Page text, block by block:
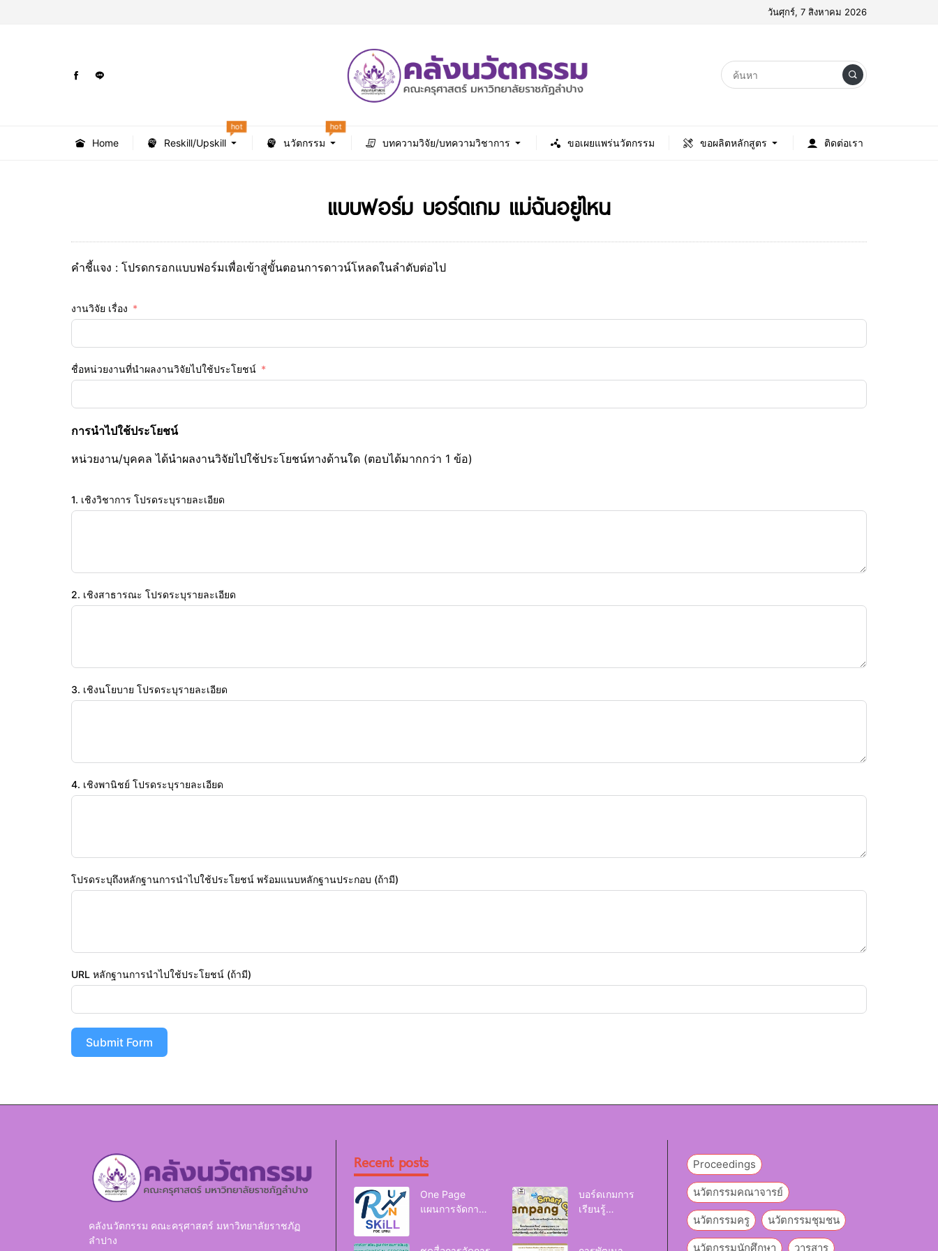
วันศุกร์, 7 สิงหาคม 2026
Home Reskill/Upskill
hot
นวัตกรรม
hot
บทความวิจัย/บทความวิชาการ ขอเผยแพร่นวัตกรรม ขอผลิตหลักสูตร ติดต่อเรา
แบบฟอร์ม บอร์ดเกม แม่ฉันอยู่ไหน
คำชี้แจง : โปรดกรอกแบบฟอร์มเพื่อเข้าสู่ขั้นตอนการดาวน์โหลดในลำดับต่อไป
งานวิจัย เรื่อง
ชื่อหน่วยงานที่นำผลงานวิจัยไปใช้ประโยชน์
การนำไปใช้ประโยชน์
หน่วยงาน/บุคคล ได้นำผลงานวิจัยไปใช้ประโยชน์ทางด้านใด (ตอบได้มากกว่า 1 ข้อ)
1. เชิงวิชาการ โปรดระบุรายละเอียด
2. เชิงสาธารณะ โปรดระบุรายละเอียด
3. เชิงนโยบาย โปรดระบุรายละเอียด
4. เชิงพานิชย์ โปรดระบุรายละเอียด
โปรดระบุถึงหลักฐานการนำไปใช้ประโยชน์ พร้อมแนบหลักฐานประกอบ (ถ้ามี)
URL หลักฐานการนำไปใช้ประโยชน์ (ถ้ามี)
Submit Form
คลังนวัตกรรม คณะครุศาสตร์ มหาวิทยาลัยราชภัฏ
ลำปาง
Recent posts
One Page
แผนการจัดการ
บอร์ดเกมการ
เรียนรู้
Proceedings
นวัตกรรมคณาจารย์
นวัตกรรมครู นวัตกรรมชุมชน
นวัตกรรมนักศึกษา วารสาร